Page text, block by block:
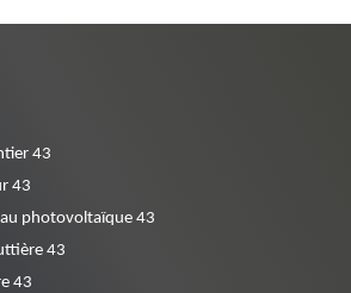
43
43
photovoltaïque 43
43
43